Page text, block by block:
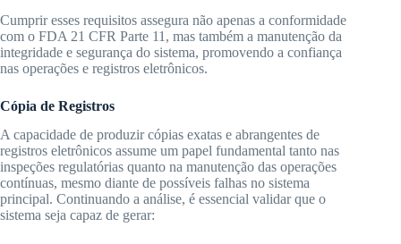
Cumprir esses requisitos assegura não apenas a conformidade
com o FDA 21 CFR Parte 11, mas também a manutenção da
integridade e segurança do sistema, promovendo a confiança
nas operações e registros eletrônicos.
Cópia de Registros
A capacidade de produzir cópias exatas e abrangentes de
registros eletrônicos assume um papel fundamental tanto nas
inspeções regulatórias quanto na manutenção das operações
contínuas, mesmo diante de possíveis falhas no sistema
principal. Continuando a análise, é essencial validar que o
sistema seja capaz de gerar: